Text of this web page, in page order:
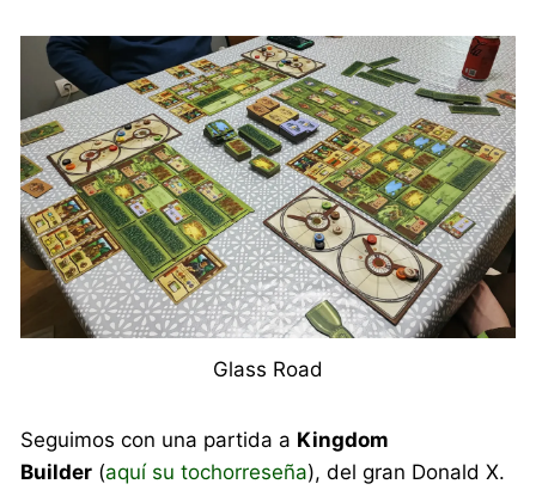
Glass Road
Seguimos con una partida a Kingdom
Builder (aquí su tochorreseña), del gran Donald X.